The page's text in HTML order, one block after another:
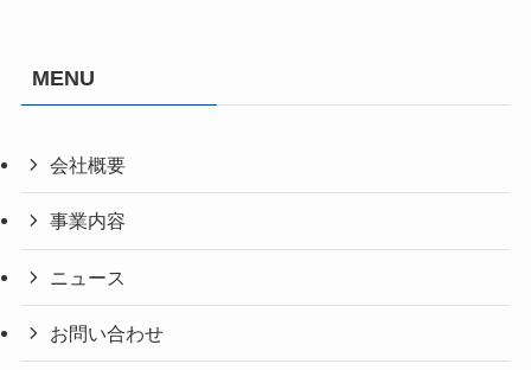
MENU
会社概要
事業内容
ニュース
お問い合わせ